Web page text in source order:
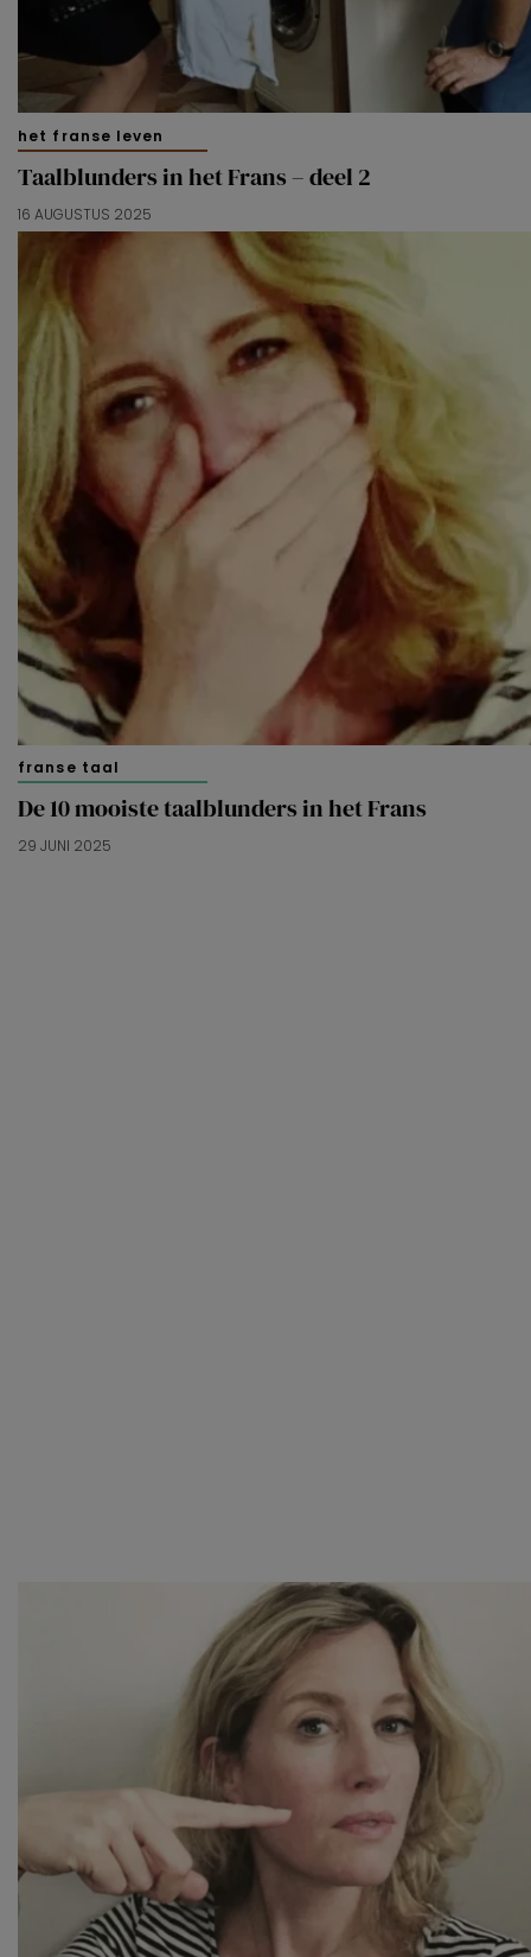
het franse leven
Taalblunders in het Frans – deel 2
16 AUGUSTUS 2025
franse taal
De 10 mooiste taalblunders in het Frans
29 JUNI 2025